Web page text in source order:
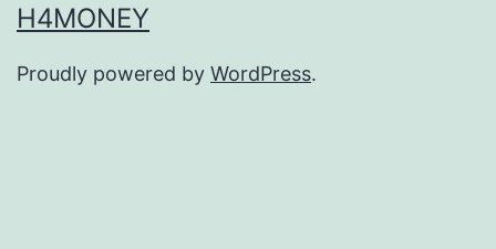
H4MONEY
Proudly powered by WordPress.